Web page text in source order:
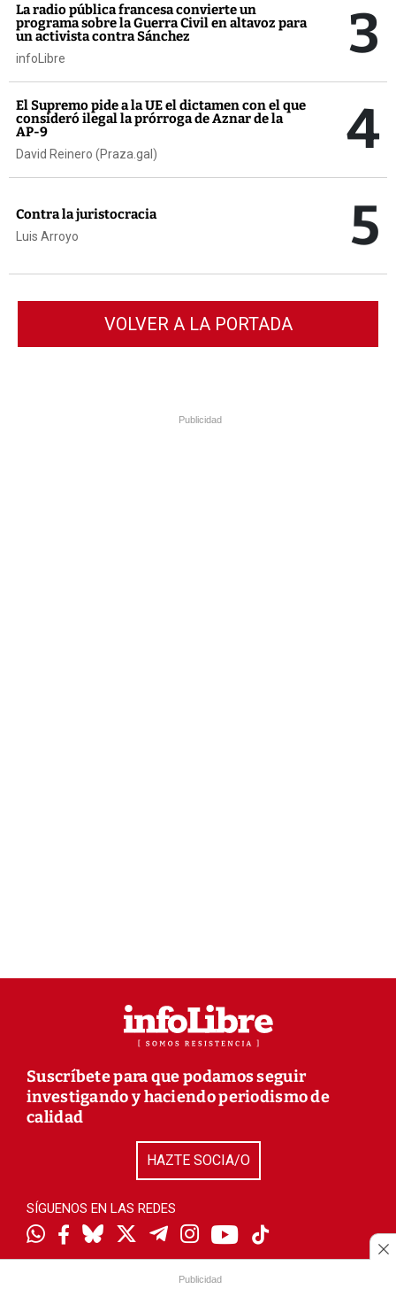
La radio pública francesa convierte un
programa sobre la Guerra Civil en altavoz para
un activista contra Sánchez
infoLibre 3
El Supremo pide a la UE el dictamen con el que
consideró ilegal la prórroga de Aznar de la
AP-9
David Reinero (Praza.gal) 4
Contra la juristocracia
Luis Arroyo 5
VOLVER A LA PORTADA
Publicidad
Publicidad
Suscríbete para que podamos seguir
investigando y haciendo periodismo de
calidad
HAZTE SOCIA/O
SÍGUENOS EN LAS REDES